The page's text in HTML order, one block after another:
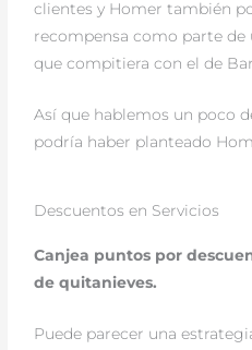
clientes y Homer también
recompensa como parte de
que compitiera con el de
Así que hablemos un poco
podría haber planteado
Descuentos en Servicios
Canjea puntos por
de quitanieves.
Puede parecer una